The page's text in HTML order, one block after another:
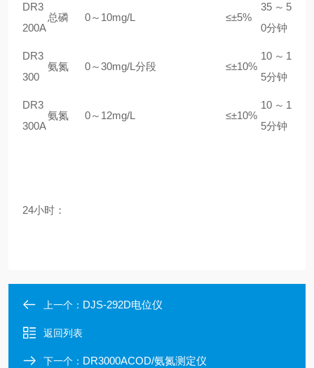
DR3
200A
总磷 0～10mg/L ≤±5%
35 ～5
0分钟
DR3
300
氨氮 0～30mg/L分段 ≤±10%
10 ～1
5分钟
DR3
300A
氨氮 0～12mg/L ≤±10%
10 ～1
5分钟
24小时：
上一个： DJS-292D电位仪
返回列表
下一个： DR3000ACOD/氨氮测定仪